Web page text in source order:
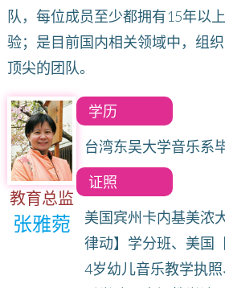
队，每位成员至少都拥有15年以
验；是目前国内相关领域中，组
顶尖的团队。
教育总监
张雅菀
学历
台湾东吴大学音乐系
证照
美国宾州卡内基美浓
律动】学分班、美国
4岁幼儿音乐教学执